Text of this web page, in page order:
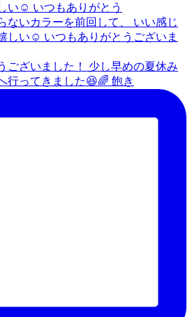
い☺️ いつもありがとう
ございました！ 少し早めの夏休み
行ってきました😆🌈 飽き